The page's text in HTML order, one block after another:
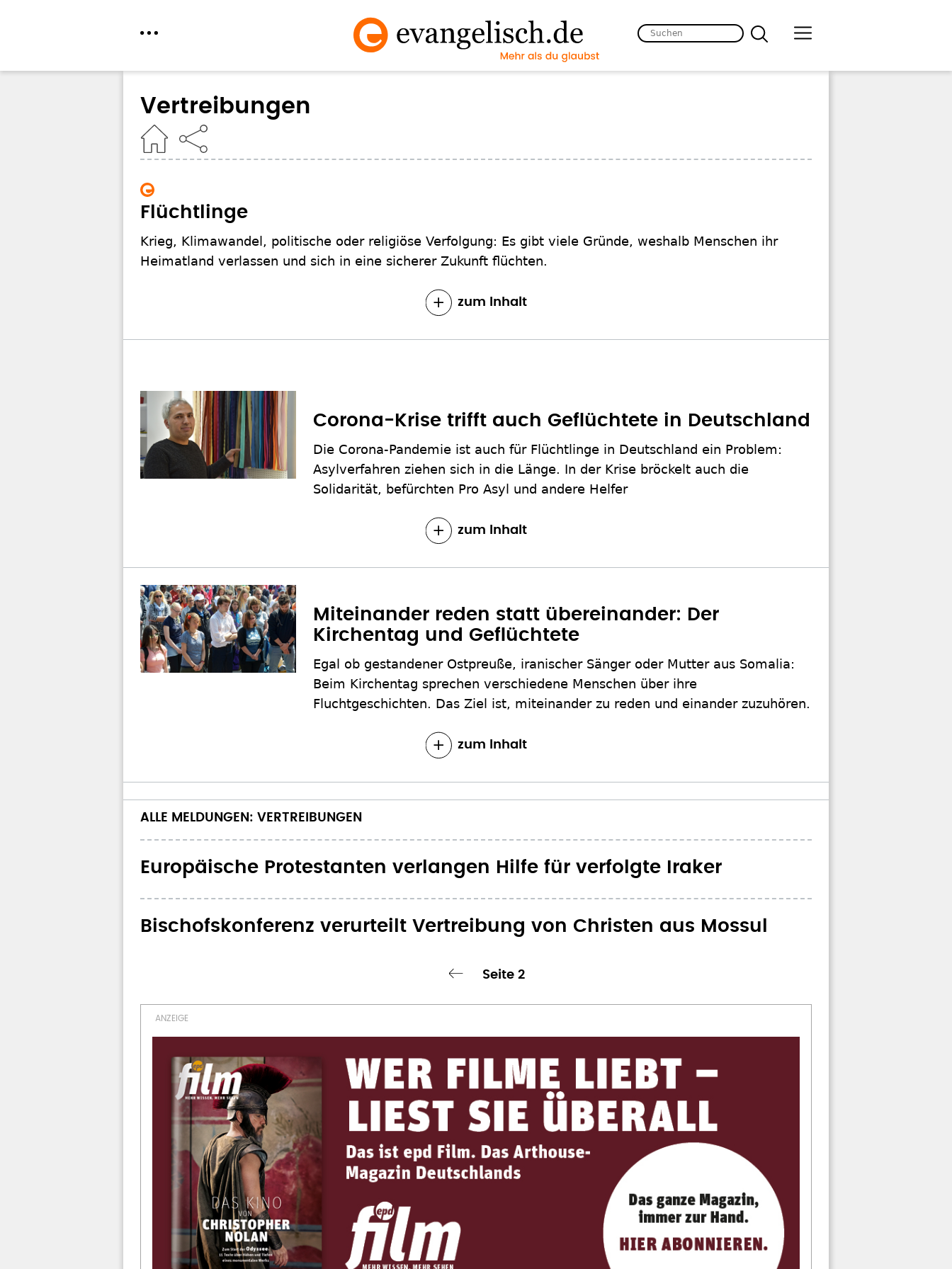
Vertreibungen
Flüchtlinge
Krieg, Klimawandel, politische oder religiöse Verfolgung: Es gibt viele Gründe, weshalb Menschen ihr
Heimatland verlassen und sich in eine sicherer Zukunft flüchten.
zum Inhalt
Corona-Krise trifft auch Geflüchtete in Deutschland
Die Corona-Pandemie ist auch für Flüchtlinge in Deutschland ein Problem:
Asylverfahren ziehen sich in die Länge. In der Krise bröckelt auch die
Solidarität, befürchten Pro Asyl und andere Helfer
zum Inhalt
Miteinander reden statt übereinander: Der
Kirchentag und Geflüchtete
Egal ob gestandener Ostpreuße, iranischer Sänger oder Mutter aus Somalia:
Beim Kirchentag sprechen verschiedene Menschen über ihre
Fluchtgeschichten. Das Ziel ist, miteinander zu reden und einander zuzuhören.
zum Inhalt
ALLE MELDUNGEN: VERTREIBUNGEN
Europäische Protestanten verlangen Hilfe für verfolgte Iraker
Bischofskonferenz verurteilt Vertreibung von Christen aus Mossul
Seite 2